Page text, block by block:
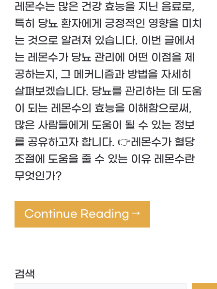
레몬수는 많은 건강 효능을 지닌 음료로,
특히 당뇨 환자에게 긍정적인 영향을 미치
는 것으로 알려져 있습니다. 이번 글에서
는 레몬수가 당뇨 관리에 어떤 이점을 제
공하는지, 그 메커니즘과 방법을 자세히
살펴보겠습니다. 당뇨를 관리하는 데 도움
이 되는 레몬수의 효능을 이해함으로써,
많은 사람들에게 도움이 될 수 있는 정보
를 공유하고자 합니다. 👉레몬수가 혈당
조절에 도움을 줄 수 있는 이유 레몬수란
무엇인가?
Continue Reading →
검색